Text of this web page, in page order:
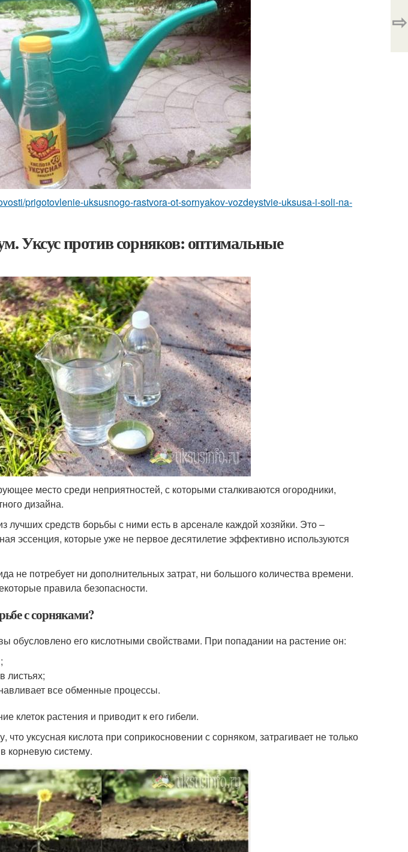
prigotovlenie-uksusnogo-rastvora-ot-sornyakov-vozdeystvie-uksusa-i-soli-na-
Уксус против сорняков: оптимальные
место среди неприятностей, с которыми сталкиваются огородники,
дизайна.
лучших средств борьбы с ними есть в арсенале каждой хозяйки. Это –
эссенция, которые уже не первое десятилетие эффективно используются
не потребует ни дополнительных затрат, ни большого количества времени.
правила безопасности.
с сорняками?
обусловлено его кислотными свойствами. При попадании на растение он:
листьях;
все обменные процессы.
клеток растения и приводит к его гибели.
что уксусная кислота при соприкосновении с сорняком, затрагивает не только
корневую систему.
⇨